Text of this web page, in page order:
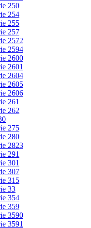
250
254
255
257
2572
2594
2600
2601
2604
2605
2606
261
262
275
280
2823
291
301
307
315
33
354
359
3590
3591